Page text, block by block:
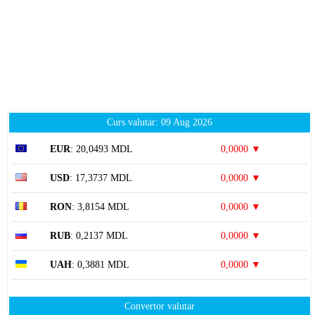
Curs valutar: 09 Aug 2026
EUR: 20,0493 MDL 0,0000 ▼
USD: 17,3737 MDL 0,0000 ▼
RON: 3,8154 MDL 0,0000 ▼
RUB: 0,2137 MDL 0,0000 ▼
UAH: 0,3881 MDL 0,0000 ▼
Convertor valutar